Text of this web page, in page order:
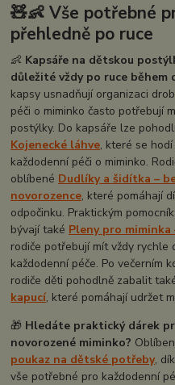
🧸👶 Vše potřebné
přehledně po ruce
👶 Kapsáře na dětskou
důležité vždy po ruce během
kapsy usnadňují organizaci
péči o miminko často potřebují
postýlky. Do kapsáře lze
Kojenecké láhve, které se
každodenní péči o miminko.
oblíbené Dudlíky a šidítka –
novorozence, které pomáhají
odpočinku. Praktickým
bývají také Pleny pro
rodiče potřebují mít vždy
každodenní péče. Po večerním
rodiče děti pohodlně zabalit
kapucí, které pomáhají udržet
🎁 Hledáte praktický dárek
novorozené miminko?
poukaz na dětské potřeby,
vše potřebné pro každodenní